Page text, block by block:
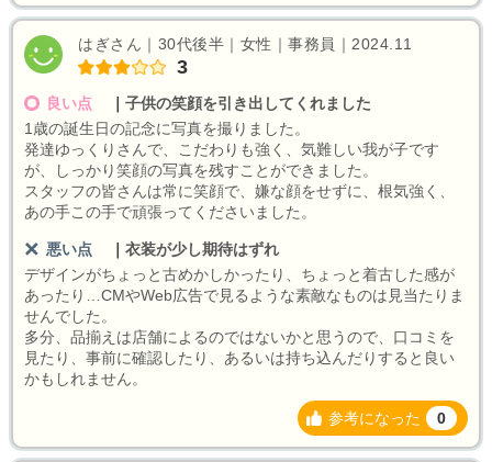
はぎさん｜30代後半｜女性｜事務員｜2024.11
3
良い点
子供の笑顔を引き出してくれました
1歳の誕生日の記念に写真を撮りました。
発達ゆっくりさんで、こだわりも強く、気難しい我が子です
が、しっかり笑顔の写真を残すことができました。
スタッフの皆さんは常に笑顔で、嫌な顔をせずに、根気強く、
あの手この手で頑張ってくださいました。
悪い点
衣装が少し期待はずれ
デザインがちょっと古めかしかったり、ちょっと着古した感が
あったり…CMやWeb広告で見るような素敵なものは見当たりま
せんでした。
多分、品揃えは店舗によるのではないかと思うので、口コミを
見たり、事前に確認したり、あるいは持ち込んだりすると良い
かもしれません。
参考になった 0